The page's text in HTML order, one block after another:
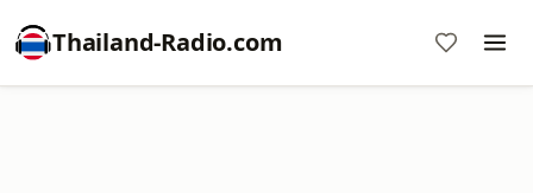
Thailand-Radio.com